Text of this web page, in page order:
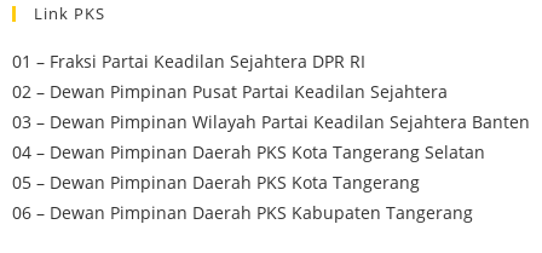
Link PKS
01 – Fraksi Partai Keadilan Sejahtera DPR RI
02 – Dewan Pimpinan Pusat Partai Keadilan Sejahtera
03 – Dewan Pimpinan Wilayah Partai Keadilan Sejahtera Banten
04 – Dewan Pimpinan Daerah PKS Kota Tangerang Selatan
05 – Dewan Pimpinan Daerah PKS Kota Tangerang
06 – Dewan Pimpinan Daerah PKS Kabupaten Tangerang